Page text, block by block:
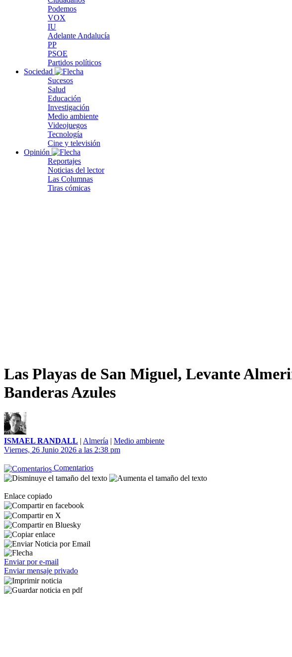
Podemos
VOX
IU
Adelante Andalucía
PP
PSOE
Partidos políticos
Sociedad
Sucesos
Salud
Educación
Investigación
Medio ambiente
Videojuegos
Tecnología
Cine y televisión
Opinión
Reportajes
Noticias del lector
Las Columnas
Tiras cómicas
Las Playas de San Miguel, Levante
Banderas Azules
ISMAEL RANDALL | Almería | Medio ambiente
Viernes, 26 Junio 2026 a las 2:38 pm
Comentarios
Enlace copiado
Enviar por e-mail
Enviar mensaje privado